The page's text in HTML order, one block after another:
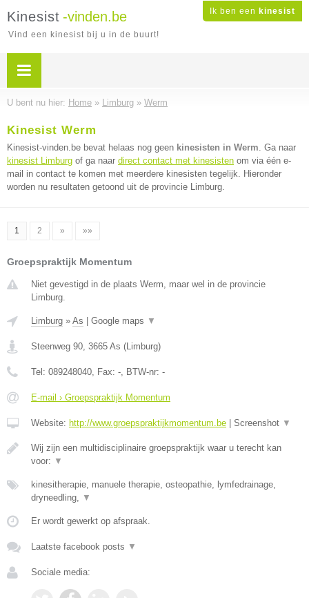
Ik ben een kinesist
Kinesist -vinden.be
Vind een kinesist bij u in de buurt!
U bent nu hier: Home » Limburg » Werm
Kinesist Werm
Kinesist-vinden.be bevat helaas nog geen kinesisten in Werm. Ga naar
kinesist Limburg of ga naar direct contact met kinesisten om via één e-
mail in contact te komen met meerdere kinesisten tegelijk. Hieronder
worden nu resultaten getoond uit de provincie Limburg.
1 2 » »»
Groepspraktijk Momentum
Niet gevestigd in de plaats Werm, maar wel in de provincie
Limburg.
Limburg » As Google maps ▼
Steenweg 90, 3665 As (Limburg)
Tel: 089248040, Fax: -, BTW-nr: -
E-mail › Groepspraktijk Momentum
Website: http://www.groepspraktijkmomentum.be Screenshot ▼
Wij zijn een multidisciplinaire groepspraktijk waar u terecht kan
voor: ▼
kinesitherapie, manuele therapie, osteopathie, lymfedrainage,
dryneedling, ▼
Er wordt gewerkt op afspraak.
Laatste facebook posts ▼
Sociale media: